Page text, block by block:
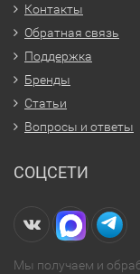
Контакты
Обратная связь
Поддержка
Бренды
Статьи
Вопросы и ответы
СОЦСЕТИ
Мы получаем и